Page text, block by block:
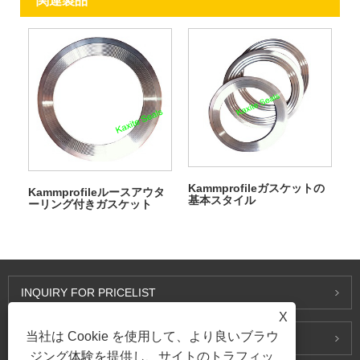
Kammprofileルースアウタ
ーリング付きガスケット
Kammprofileガスケットの
基本スタイル
INQUIRY FOR PRICELIST
お問い合わせ
X
当社は Cookie を使用して、より良いブラウ
ジング体験を提供し、サイトのトラフィッ